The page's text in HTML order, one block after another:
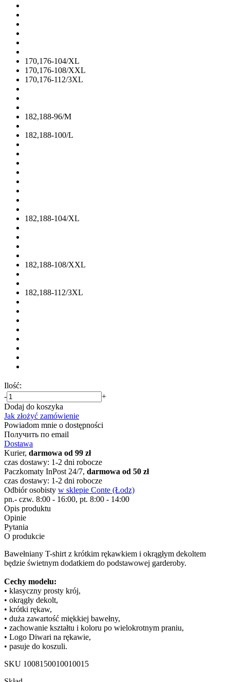
170,176-104/XL
170,176-108/XXL
170,176-112/3XL
182,188-96/M
182,188-100/L
182,188-104/XL
182,188-108/XXL
182,188-112/3XL
Ilość:
-
+
Dodaj do koszyka
Jak złożyć zamówienie
Powiadom mnie o dostępności
Получить по email
Dostawa
Kurier, darmowa od 99 zł
czas dostawy: 1-2 dni robocze
Paczkomaty InPost 24/7, darmowa od 50 zł
czas dostawy: 1-2 dni robocze
Odbiór osobisty w sklepie Conte (Łodz)
pn.- czw. 8:00 - 16:00, pt. 8:00 - 14:00
Opis produktu
Opinie
Pytania
O produkcie
Bawełniany T-shirt z krótkim rękawkiem i okrągłym dekoltem
będzie świetnym dodatkiem do podstawowej garderoby.
Cechy modelu:
• klasyczny prosty krój,
• okrągły dekolt,
• krótki rękaw,
• duża zawartość miękkiej bawełny,
• zachowanie kształtu i koloru po wielokrotnym praniu,
• Logo Diwari na rękawie,
• pasuje do koszuli.
SKU 1008150010010015